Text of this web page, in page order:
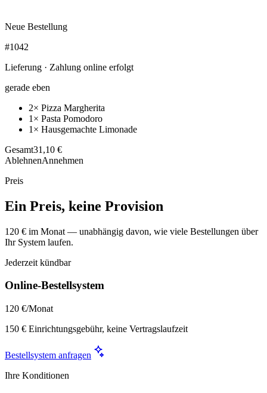
Neue Bestellung
#1042
Lieferung · Zahlung online erfolgt
gerade eben
2× Pizza Margherita
1× Pasta Pomodoro
1× Hausgemachte Limonade
Gesamt31,10 €
AblehnenAnnehmen
Preis
Ein Preis, keine Provision
120 € im Monat — unabhängig davon, wie viele Bestellungen über
Ihr System laufen.
Jederzeit kündbar
Online-Bestellsystem
120 €/Monat
150 € Einrichtungsgebühr, keine Vertragslaufzeit
Bestellsystem anfragen
Ihre Konditionen